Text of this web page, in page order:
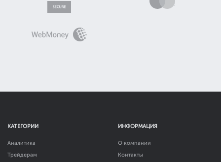
КАТЕГОРИИ
Аналитика
Трейдерам
ИНФОРМАЦИЯ
О компании
Контакты